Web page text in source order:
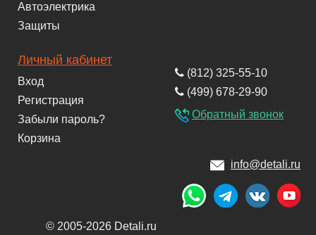
Автоэлектрика
Защиты
Личный кабинет
Вход
Регистрация
Забыли пароль?
Корзина
(812) 325-55-10
(499) 678-29-90
Обратный звонок
info@detali.ru
© 2005-2026 Detali.ru